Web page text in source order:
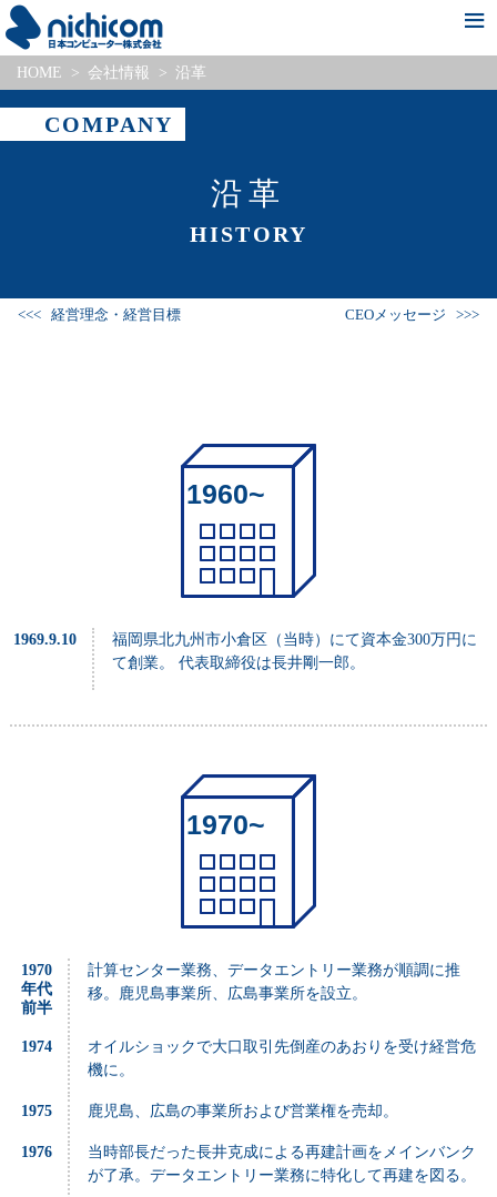
新着情報
会社情報
事業・サービス紹介
Pick Up Project
採用情報
HOME 会社情報 沿革
COMPANY
沿革
HISTORY
経営理念・経営目標 CEOメッセージ
1960~
1969.9.10
福岡県北九州市小倉区（当時）にて資本金300万円に
て創業。 代表取締役は長井剛一郎。
1970~
1970
年代
前半
計算センター業務、データエントリー業務が順調に推
移。鹿児島事業所、広島事業所を設立。
1974
オイルショックで大口取引先倒産のあおりを受け経営危
機に。
1975 鹿児島、広島の事業所および営業権を売却。
1976
当時部長だった長井克成による再建計画をメインバンク
が了承。データエントリー業務に特化して再建を図る。